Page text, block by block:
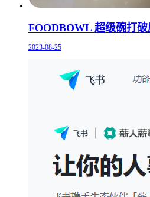
FOODBOWL 超级碗打
2023-08-25